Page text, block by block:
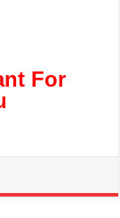
For